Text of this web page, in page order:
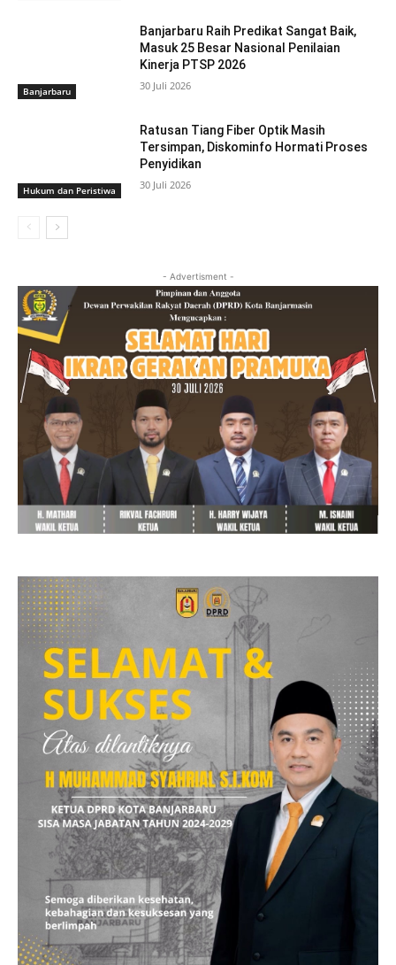
Banjarbaru
Banjarbaru Raih Predikat Sangat Baik,
Masuk 25 Besar Nasional Penilaian
Kinerja PTSP 2026
30 Juli 2026
Hukum dan Peristiwa
Ratusan Tiang Fiber Optik Masih
Tersimpan, Diskominfo Hormati Proses
Penyidikan
30 Juli 2026
- Advertisment -